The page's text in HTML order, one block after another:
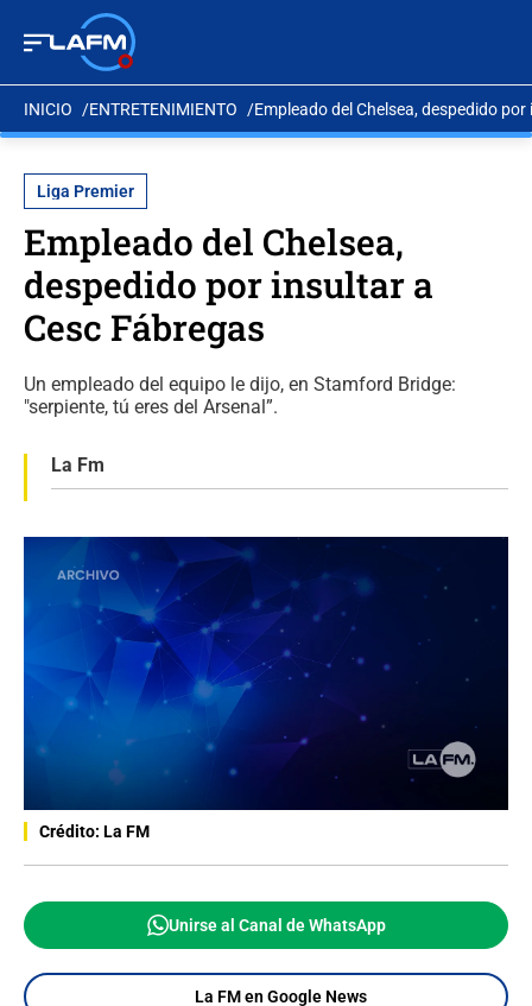
INICIO ENTRETENIMIENTO Empleado del Chelsea, despedido
Liga Premier
Empleado del Chelsea,
despedido por insultar a
Cesc Fábregas
Un empleado del equipo le dijo, en Stamford Bridge:
"serpiente, tú eres del Arsenal”.
La Fm
Crédito: La FM
Unirse al Canal de WhatsApp
La FM en Google News